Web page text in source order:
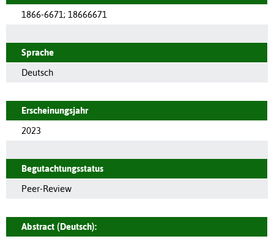
1866-6671; 18666671
Sprache
Deutsch
Erscheinungsjahr
2023
Begutachtungsstatus
Peer-Review
Abstract (Deutsch):